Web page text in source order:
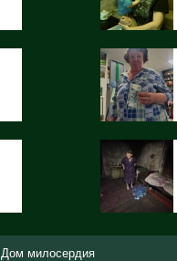
Дом милосердия